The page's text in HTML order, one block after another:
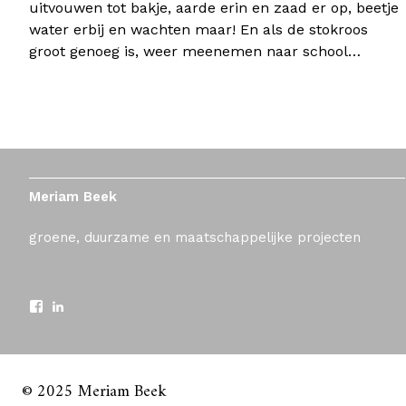
uitvouwen tot bakje, aarde erin en zaad er op, beetje
water erbij en wachten maar! En als de stokroos
groot genoeg is, weer meenemen naar school…
Meriam Beek
groene, duurzame en maatschappelijke projecten
© 2025 Meriam Beek